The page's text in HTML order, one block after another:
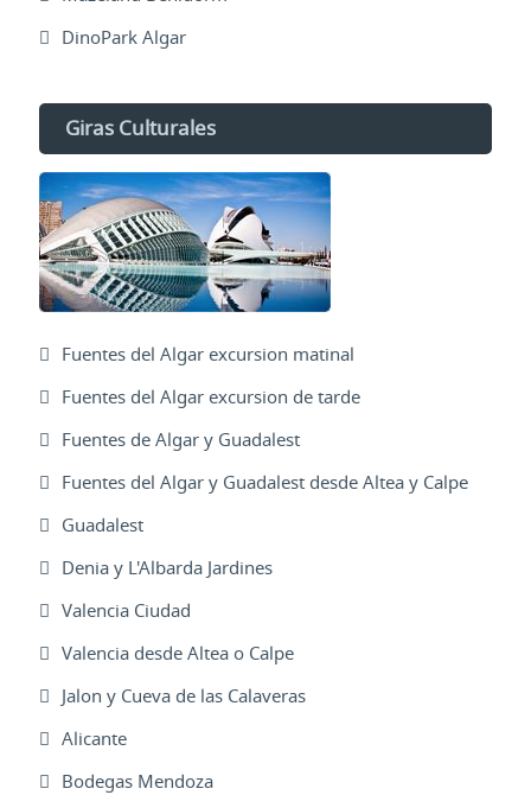
DinoPark Algar
Giras Culturales
Fuentes del Algar excursion matinal
Fuentes del Algar excursion de tarde
Fuentes de Algar y Guadalest
Fuentes del Algar y Guadalest desde Altea y Calpe
Guadalest
Denia y L'Albarda Jardines
Valencia Ciudad
Valencia desde Altea o Calpe
Jalon y Cueva de las Calaveras
Alicante
Bodegas Mendoza